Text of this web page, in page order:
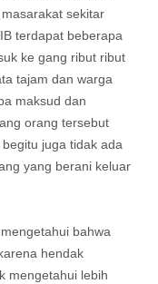
sekitar
terdapat beberapa
ke gang ribut ribut
tajam dan warga
maksud dan
orang tersebut
juga tidak ada
yang berani keluar
bahwa
hendak
mengetahui lebih